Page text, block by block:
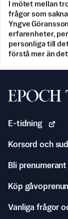
I mötet mellan
frågor som
Yngve
erfarenheter,
personliga till
förstå mer än
Svenska
E-tidning
Korsord och
Bli prenumerant
Köp
Vanliga frågor